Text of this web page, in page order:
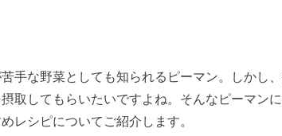
手な野菜としても知られるピーマン。しかし
取してもらいたいですよね。そんなピーマン
レシピについてご紹介します。